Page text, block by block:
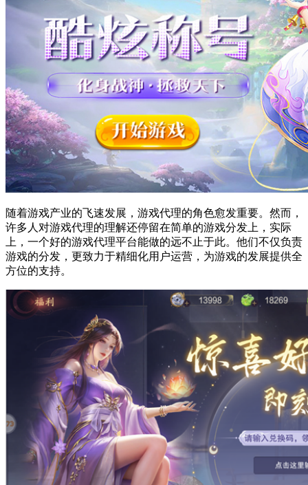
随着游戏产业的飞速发展，游戏代理的角色愈发重要。然而，
许多人对游戏代理的理解还停留在简单的游戏分发上，实际
上，一个好的游戏代理平台能做的远不止于此。他们不仅负责
游戏的分发，更致力于精细化用户运营，为游戏的发展提供全
方位的支持。